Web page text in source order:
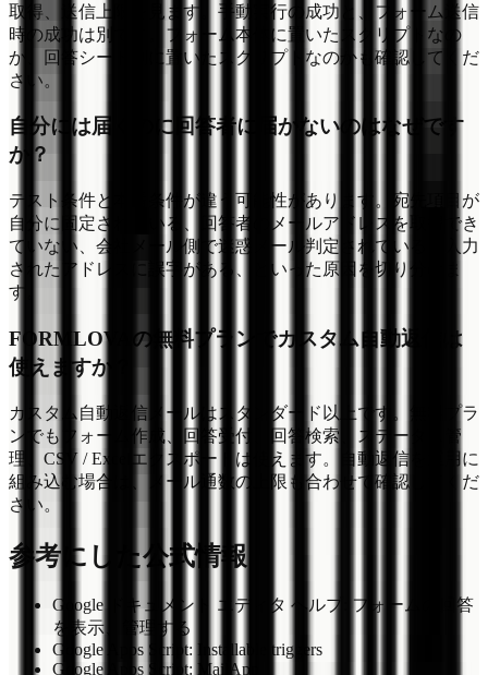
取得、送信上限を見ます。手動実行の成功と、フォーム送信
時の成功は別です。フォーム本体に置いたスクリプトなの
か、回答シート側に置いたスクリプトなのかも確認してくだ
さい。
自分には届くのに回答者に届かないのはなぜです
か？
テスト条件と本番条件が違う可能性があります。宛先項目が
自分に固定されている、回答者のメールアドレスを取得でき
ていない、会社メール側で迷惑メール判定されている、入力
されたアドレスに誤字がある、といった原因を切り分けま
す。
FORMLOVAの無料プランでカスタム自動返信は
使えますか？
カスタム自動返信メールはスタンダード以上です。無料プラ
ンでもフォーム作成、回答受付、回答検索、ステータス管
理、CSV / Excelエクスポートは使えます。自動返信を運用に
組み込む場合は、メール通数の上限も合わせて確認してくだ
さい。
参考にした公式情報
Google ドキュメント エディタ ヘルプ: フォームの回答
を表示、管理する
Google Apps Script: Installable triggers
Google Apps Script: MailApp